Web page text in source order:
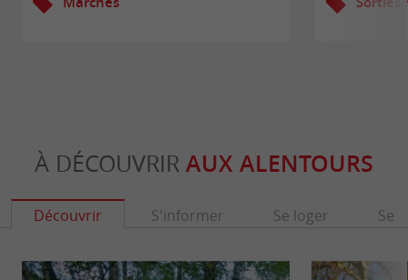
À DÉCOUVRIR AUX ALENTOURS
Découvrir S'informer Se loger Se